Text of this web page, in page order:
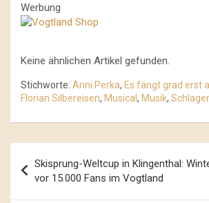
Werbung
Keine ähnlichen Artikel gefunden.
Stichworte: Anni Perka, Es fängt grad erst
Florian Silbereisen, Musical, Musik, Schlager
Navigation
Skisprung-Weltcup in Klingenthal:
vor 15.000 Fans im Vogtland